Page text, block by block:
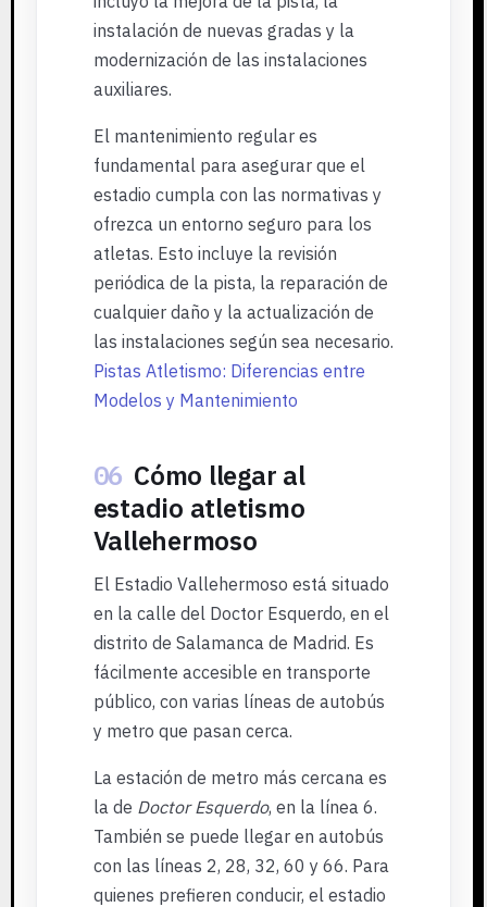
instalación de nuevas gradas y la
modernización de las instalaciones
auxiliares.
El mantenimiento regular es
fundamental para asegurar que el
estadio cumpla con las normativas y
ofrezca un entorno seguro para los
atletas. Esto incluye la revisión
periódica de la pista, la reparación de
cualquier daño y la actualización de
las instalaciones según sea necesario.
Pistas Atletismo: Diferencias entre
Modelos y Mantenimiento
06 Cómo llegar al
estadio atletismo
Vallehermoso
El Estadio Vallehermoso está situado
en la calle del Doctor Esquerdo, en el
distrito de Salamanca de Madrid. Es
fácilmente accesible en transporte
público, con varias líneas de autobús
y metro que pasan cerca.
La estación de metro más cercana es
la de Doctor Esquerdo, en la línea 6.
También se puede llegar en autobús
con las líneas 2, 28, 32, 60 y 66. Para
quienes prefieren conducir, el estadio